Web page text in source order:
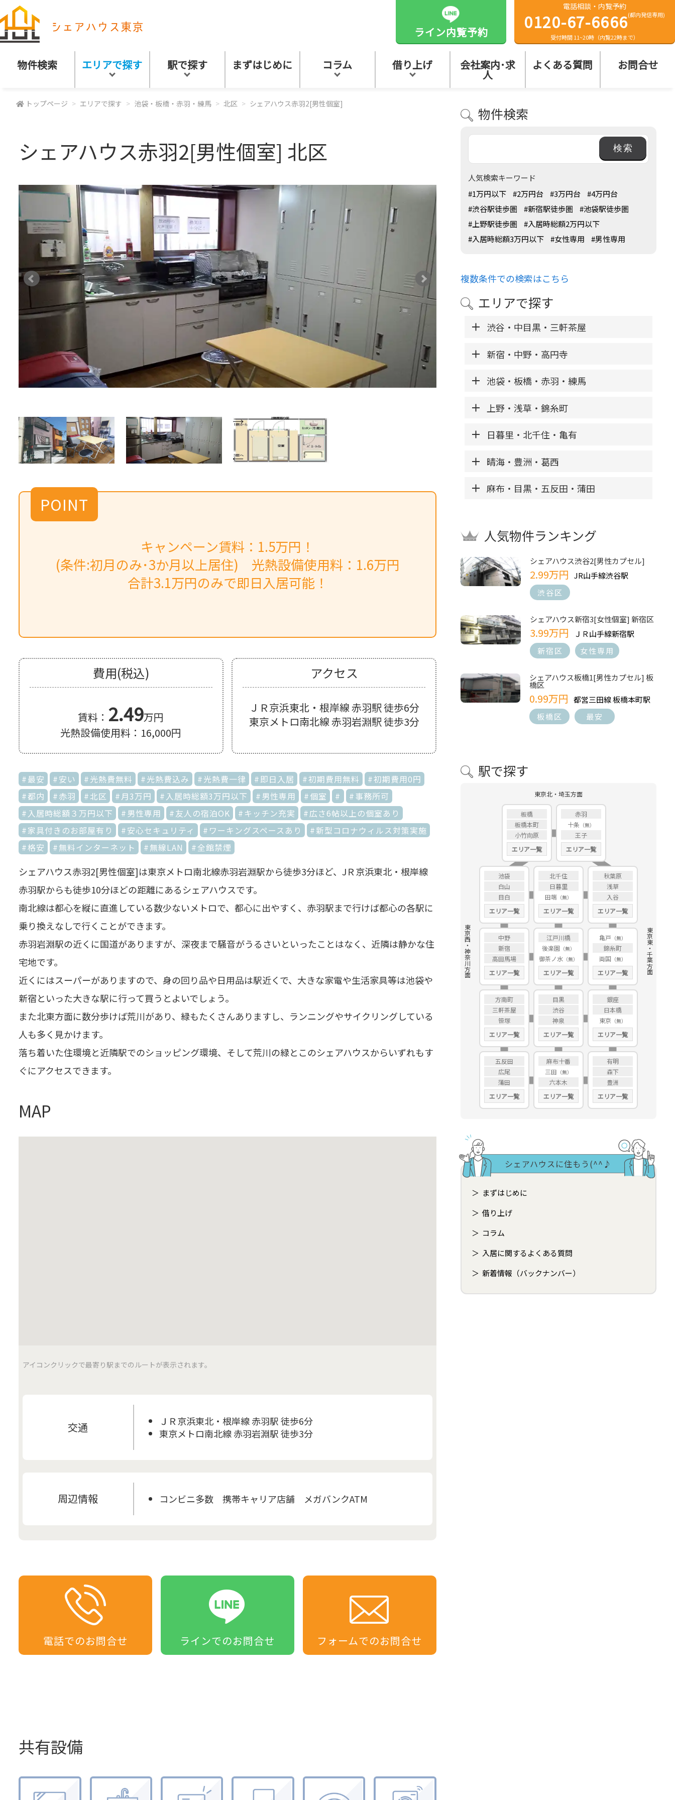
ライン内覧予約
電話相談・内覧予約
0120-67-6666(都内発信専用)
受付時間 11~20時（内覧22時まで）
物件検索 エリアで探す 駅で探す まずはじめに コラム 借り上げ 会社案内･求
人
よくある質問 お問合せ
トップページ エリアで探す 池袋・板橋・赤羽・練馬 北区 シェアハウス赤羽2[男性個室]
シェアハウス赤羽2[男性個室] 北区
POINT
キャンペーン賃料：1.5万円！
(条件:初月のみ･3か月以上居住) 光熱設備使用料：1.6万円
合計3.1万円のみで即日入居可能！
費用(税込)
賃料： 2.49万円
光熱設備使用料：16,000円
アクセス
ＪＲ京浜東北・根岸線 赤羽駅 徒歩6分
東京メトロ南北線 赤羽岩淵駅 徒歩3分
最安 安い 光熱費無料 光熱費込み 光熱費一律 即日入居 初期費用無料
初期費用0円
都内
赤羽 北区 月3万円 入居時総額3万円以下 男性専用 個室
事務所可
入居時総額３万円以下
男性専用 友人の宿泊OK キッチン充実
広さ6帖以上の個室あり
家具付きのお部屋有り
安心セキュリティ ワーキングスペースあり
新型コロナウィルス対策実施
格安
無料インターネット 無線LAN 全館禁煙
シェアハウス赤羽2[男性個室]は東京メトロ南北線赤羽岩淵駅から徒歩3分ほど、JＲ京浜東北・根岸線
赤羽駅からも徒歩10分ほどの距離にあるシェアハウスです。
南北線は都心を縦に直進している数少ないメトロで、都心に出やすく、赤羽駅まで行けば都心の各駅に
乗り換えなしで行くことができます。
赤羽岩淵駅の近くに国道がありますが、深夜まで騒音がうるさいといったことはなく、近隣は静かな住
宅地です。
近くにはスーパーがありますので、身の回り品や日用品は駅近くで、大きな家電や生活家具等は池袋や
新宿といった大きな駅に行って買うとよいでしょう。
また北東方面に数分歩けば荒川があり、緑もたくさんありますし、ランニングやサイクリングしている
人も多く見かけます。
落ち着いた住環境と近隣駅でのショッピング環境、そして荒川の緑とこのシェアハウスからいずれもす
ぐにアクセスできます。
MAP
アイコンクリックで最寄り駅までのルートが表示されます。
交通
ＪＲ京浜東北・根岸線 赤羽駅 徒歩6分
東京メトロ南北線 赤羽岩淵駅 徒歩3分
周辺情報 コンビニ多数 携帯キャリア店舗 メガバンクATM
電話でのお問合せ ラインでのお問合せ フォームでのお問合せ
共有設備
物件検索
人気検索キーワード
#1万円以下
#2万円台 #3万円台
#4万円台
#渋谷駅徒歩圏
#新宿駅徒歩圏
#池袋駅徒歩圏
#上野駅徒歩圏
#入居時総額2万円以下
#入居時総額3万円以下
#女性専用 #男性専用
複数条件での検索はこちら
エリアで探す
渋谷・中目黒・三軒茶屋
新宿・中野・高円寺
池袋・板橋・赤羽・練馬
上野・浅草・錦糸町
日暮里・北千住・亀有
晴海・豊洲・葛西
麻布・目黒・五反田・蒲田
人気物件ランキング
シェアハウス渋谷2[男性カプセル]
2.99万円 JR山手線渋谷駅
渋谷区
シェアハウス新宿3[女性個室] 新宿区
3.99万円
ＪＲ山手線新宿駅
新宿区
女性専用
シェアハウス板橋1[男性カプセル] 板
橋区
0.99万円 都営三田線 板橋本町駅
板橋区
最安
駅で探す
東京北・埼玉方面
板橋
板橋本町
小竹向原
エリア一覧
赤羽
十条
王子
エリア一覧
池袋
白山
目白
エリア一覧
北千住
日暮里
田端
エリア一覧
秋葉原
浅草
入谷
エリア一覧
中野
新宿
高田馬場
エリア一覧
江戸川橋
後楽園
御茶ノ水
エリア一覧
亀戸
錦糸町
両国
エリア一覧
方南町
三軒茶屋
笹塚
エリア一覧
目黒
渋谷
神泉
エリア一覧
銀座
日本橋
東京
エリア一覧
五反田
広尾
蒲田
エリア一覧
麻布十番
三田
六本木
エリア一覧
有明
森下
豊洲
エリア一覧
東京西・神奈川方面 東京東・千葉方面
シェアハウスに住もう(^^♪
まずはじめに
借り上げ
コラム
入居に関するよくある質問
新着情報（バックナンバー）